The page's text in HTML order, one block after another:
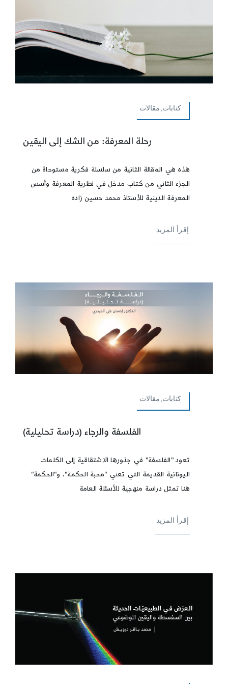
كتابات,مقالات
رحلة المعرفة: من الشك إلى اليقين
هذه هي المقالة الثانية من سلسلة فكرية مستوحاة من
الجزء الثاني من كتاب مدخل في نظرية المعرفة وأسس
المعرفة الدينية للأستاذ محمد حسين زاده
إقرأ المزيد
كتابات,مقالات
الفلسفة والرجاء (دراسة تحليلية)
تعود "الفلسفة" في جذورها الاشتقاقية إلى الكلمات
اليونانية القديمة التي تعني "محبة الحكمة"، و"الحكمة"
هنا تمثل دراسة منهجية للأسئلة العامة
إقرأ المزيد